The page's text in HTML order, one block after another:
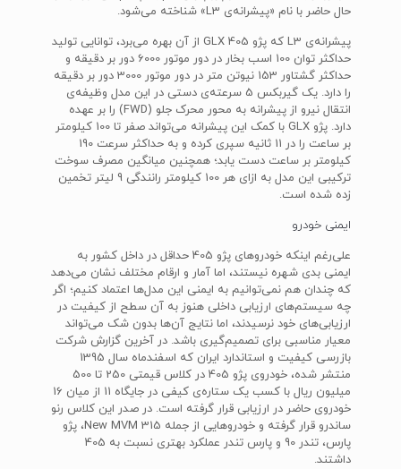
حال حاضر با نام «پیشرانه‌ی L3» شناخته می‌شود.
پیشرانه‌ی L3 که پژو 405 GLX از آن بهره می‌برد، توانایی تولید
حداکثر توان 100 اسب بخار در دور موتور 6000 دور بر دقیقه و
حداکثر گشتاور 153 نیوتن متر در دور موتور 3000 دور بر دقیقه
را دارد. یک گیربکس 5 سرعته‌ی دستی در این مدل وظیفه‌ی
انتقال نیرو از پیشرانه به محور محرک جلو (FWD) را بر عهده
دارد. پژو GLX با کمک این پیشرانه می‌تواند صفر تا 100 کیلومتر
بر ساعت را در 11 ثانیه سپری کرده و به حداکثر سرعت 190
کیلومتر بر ساعت دست یابد؛ همچنین میانگین مصرف سوخت
ترکیبی این مدل به ازای هر 100 کیلومتر رانندگی 9 لیتر تخمین
زده شده است.
ایمنی خودرو
علی‌رغم اینکه خودروهای پژو 405 حداقل در داخل کشور به
ایمنی بدی شهره نیستند، اما آمار و ارقام مختلف نشان می‌دهد
که چندان هم نمی‌توانیم به ایمنی این مدل‌ها اعتماد کنیم؛ اگر
چه سیستم‌های ارزیابی داخلی هنوز به آن سطح از کیفیت در
ارزیابی‌های خود نرسیدند، اما نتایج آن‌ها بدون شک می‌تواند
معیار مناسبی برای تصمیم‌گیری باشد. در آخرین گزارش شرکت
بازرسی کیفیت و استاندارد ایران که اسفندماه سال 1395
منتشر شده، خودروی پژو 405 در کلاس قیمتی 250 تا 500
میلیون ریال با کسب یک ستاره‌ی کیفی در جایگاه 11 از میان 16
خودروی حاضر در ارزیابی قرار گرفته است. در صدر این کلاس رنو
ساندرو قرار گرفته و خودروهایی از جمله New MVM 315، پژو
پارس، تندر 90 و پارس تندر عملکرد بهتری نسبت به 405
داشتند.